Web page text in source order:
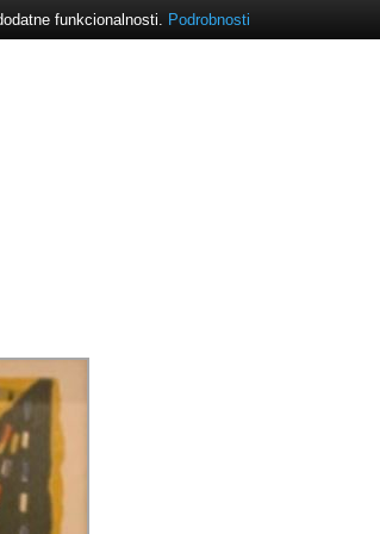
funkcionalnosti. Podrobnosti